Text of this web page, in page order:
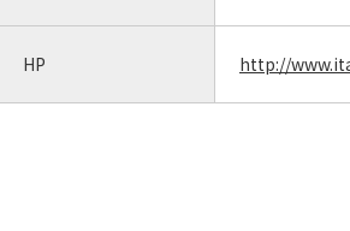
HP http://